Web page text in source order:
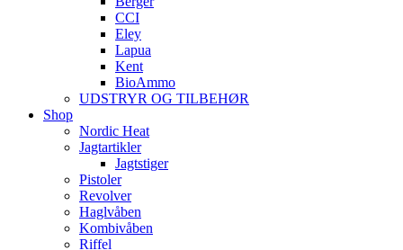
CCI
Eley
Lapua
Kent
BioAmmo
UDSTRYR OG TILBEHØR
Shop
Nordic Heat
Jagtartikler
Jagtstiger
Pistoler
Revolver
Haglvåben
Kombivåben
Riffel